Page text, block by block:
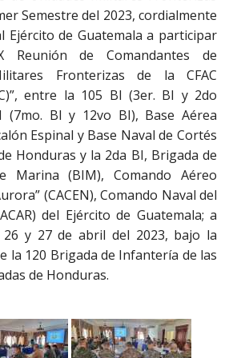
Semestre del 2023, cordialmente
Ejército de Guatemala a participar
Reunión de Comandantes de
Fronterizas de la CFAC
entre la 105 BI (3er. BI y 2do
(7mo. BI y 12vo BI), Base Aérea
Espinal y Base Naval de Cortés
Honduras y la 2da BI, Brigada de
Marina (BIM), Comando Aéreo
(CACEN), Comando Naval del
del Ejército de Guatemala; a
26 y 27 de abril del 2023, bajo la
la 120 Brigada de Infantería de las
de Honduras.